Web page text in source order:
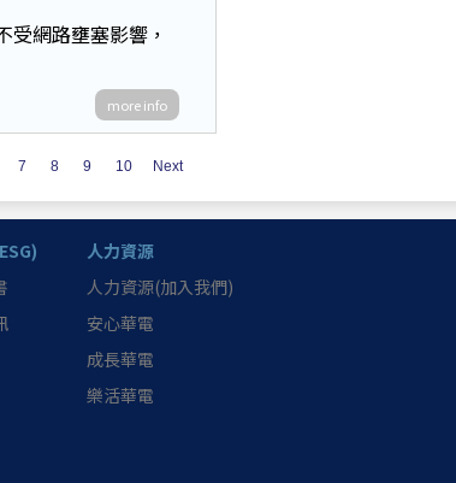
網路壅塞影響，
more info
7 8 9 10 Next
人力資源
人力資源(加入我們)
安心華電
成長華電
樂活華電